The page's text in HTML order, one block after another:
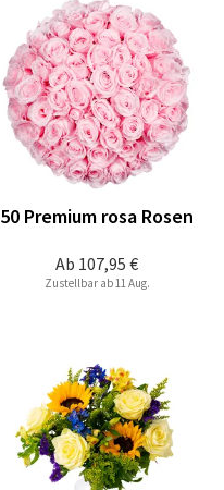
Ab 107,95 €
50 Premium rosa Rosen
Zustellbar ab 11 Aug.